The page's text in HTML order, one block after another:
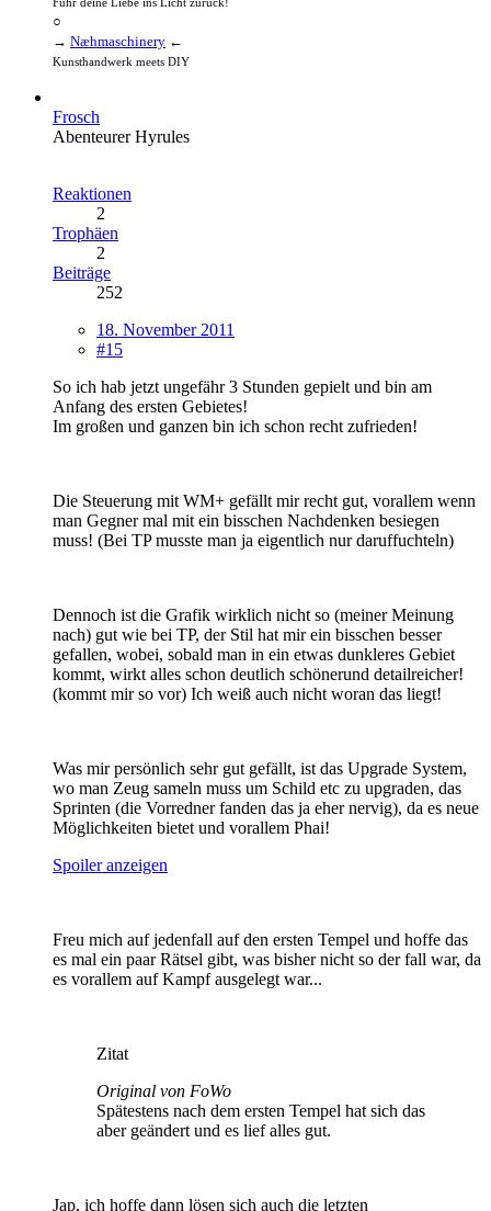
Führ deine Liebe ins Licht zurück!
○
→ Næhmaschinery ←
Kunsthandwerk meets DIY
Frosch
Abenteurer Hyrules
Reaktionen
2
Trophäen
2
Beiträge
252
18. November 2011
#15
So ich hab jetzt ungefähr 3 Stunden gepielt und bin am
Anfang des ersten Gebietes!
Im großen und ganzen bin ich schon recht zufrieden!
Die Steuerung mit WM+ gefällt mir recht gut, vorallem wenn
man Gegner mal mit ein bisschen Nachdenken besiegen
muss! (Bei TP musste man ja eigentlich nur daruffuchteln)
Dennoch ist die Grafik wirklich nicht so (meiner Meinung
nach) gut wie bei TP, der Stil hat mir ein bisschen besser
gefallen, wobei, sobald man in ein etwas dunkleres Gebiet
kommt, wirkt alles schon deutlich schönerund detailreicher!
(kommt mir so vor) Ich weiß auch nicht woran das liegt!
Was mir persönlich sehr gut gefällt, ist das Upgrade System,
wo man Zeug sameln muss um Schild etc zu upgraden, das
Sprinten (die Vorredner fanden das ja eher nervig), da es neue
Möglichkeiten bietet und vorallem Phai!
Spoiler anzeigen
Freu mich auf jedenfall auf den ersten Tempel und hoffe das
es mal ein paar Rätsel gibt, was bisher nicht so der fall war, da
es vorallem auf Kampf ausgelegt war...
Zitat
Original von FoWo
Spätestens nach dem ersten Tempel hat sich das
aber geändert und es lief alles gut.
Jap, ich hoffe dann lösen sich auch die letzten